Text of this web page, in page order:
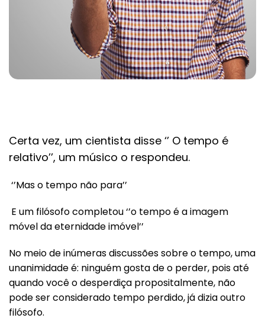
Certa vez, um cientista disse ‘’ O tempo é
relativo’’, um músico o respondeu.
‘’Mas o tempo não para’’
E um filósofo completou ‘’o tempo é a imagem
móvel da eternidade imóvel’’
No meio de inúmeras discussões sobre o tempo, uma
unanimidade é: ninguém gosta de o perder, pois até
quando você o desperdiça propositalmente, não
pode ser considerado tempo perdido, já dizia outro
filósofo.